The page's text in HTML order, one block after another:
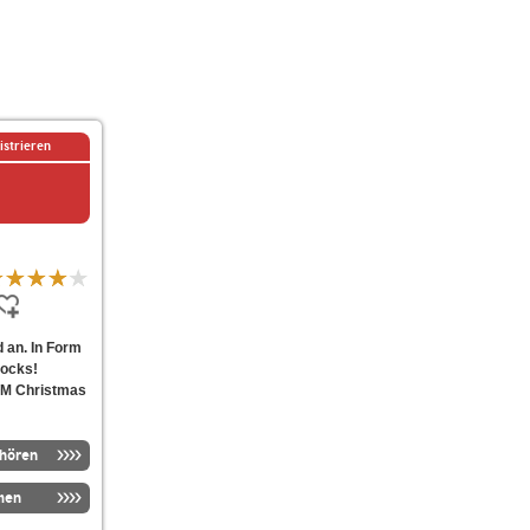
In Form
Christmas